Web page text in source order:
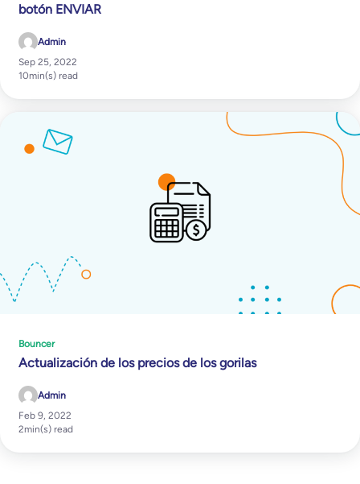
botón ENVIAR
Admin
Sep 25, 2022
10min(s) read
Bouncer
Actualización de los precios de los gorilas
Admin
Feb 9, 2022
2min(s) read